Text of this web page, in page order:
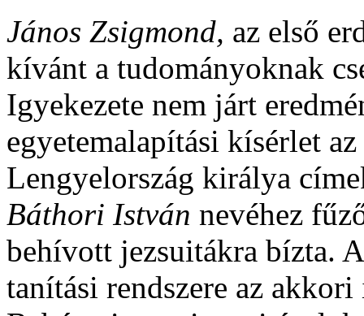
János Zsigmond, az első
kívánt a tudományoknak
Igyekezete nem járt
egyetemalapítási kísérlet
Lengyelország királya
Báthori István nevéhez
behívott jezsuitákra bízta.
tanítási rendszere az